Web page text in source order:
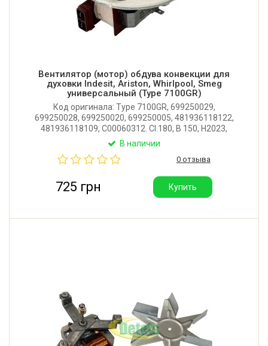
Вентилятор (мотор) обдува конвекции для
духовки Indesit, Ariston, Whirlpool, Smeg
универсальный (Type 7100GR)
Код оригинала: Type 7100GR, 699250029,
699250028, 699250020, 699250005, 481936118122,
481936118109, C00060312. Cl.180, B 150, H2023,
AC220-240V. 50/60Hz, C3V-IMQ, GA05.02774.
Производитель: IMS S.r.l. (Италия).
В наличии
0 отзыва
725 грн Купить